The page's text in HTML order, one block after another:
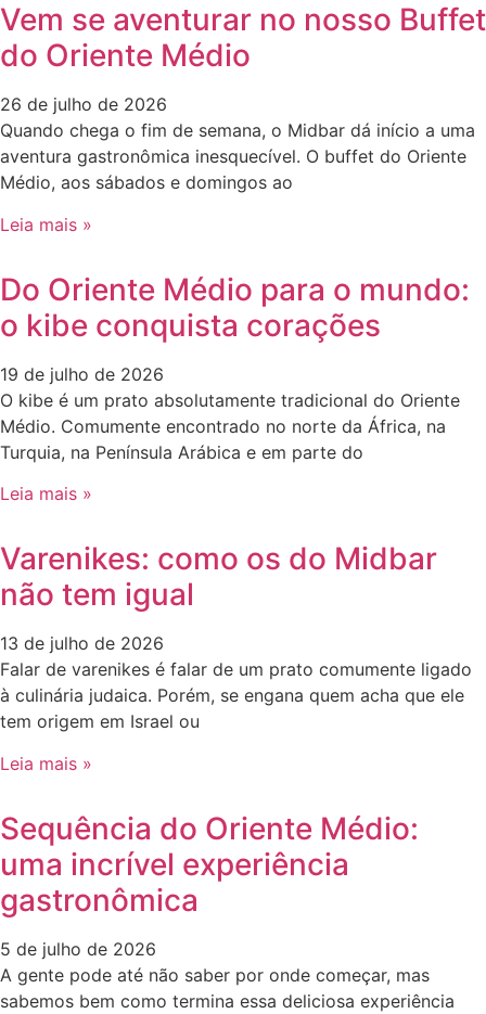
Vem se aventurar no nosso Buffet
do Oriente Médio
26 de julho de 2026
Quando chega o fim de semana, o Midbar dá início a uma
aventura gastronômica inesquecível. O buffet do Oriente
Médio, aos sábados e domingos ao
Leia mais »
Do Oriente Médio para o mundo:
o kibe conquista corações
19 de julho de 2026
O kibe é um prato absolutamente tradicional do Oriente
Médio. Comumente encontrado no norte da África, na
Turquia, na Península Arábica e em parte do
Leia mais »
Varenikes: como os do Midbar
não tem igual
13 de julho de 2026
Falar de varenikes é falar de um prato comumente ligado
à culinária judaica. Porém, se engana quem acha que ele
tem origem em Israel ou
Leia mais »
Sequência do Oriente Médio:
uma incrível experiência
gastronômica
5 de julho de 2026
A gente pode até não saber por onde começar, mas
sabemos bem como termina essa deliciosa experiência